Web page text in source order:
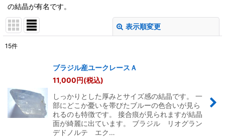
の結晶が有名です。
表示順変更
絞り込む
15件
ブラジル産ユークレースＡ
11,000円(税込)
しっかりとした厚みとサイズ感の結晶です。 一
部にどこか憂いを帯びたブルーの色合いが見ら
れるのも特徴です。 接合痕が見られますが結晶
面が綺麗に出ています。 ブラジル リオグラン
デドノルテ エク…